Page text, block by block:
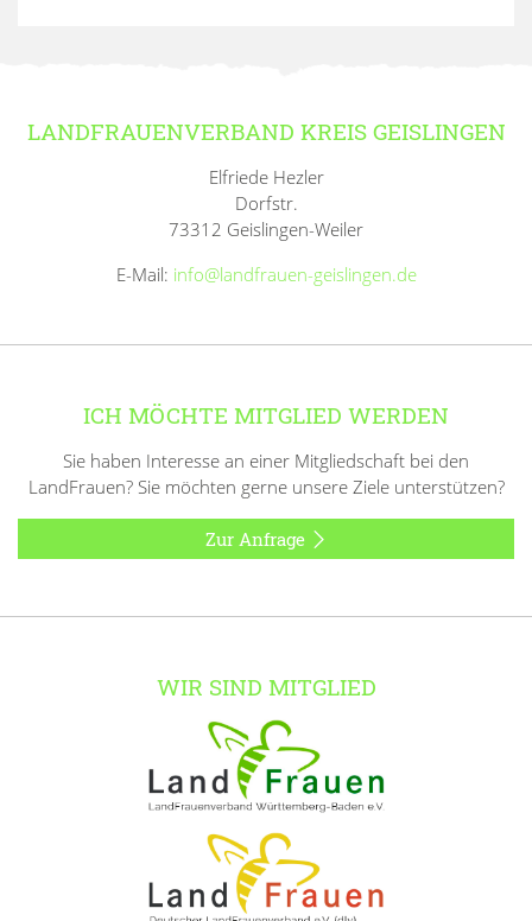
LANDFRAUENVERBAND KREIS GEISLINGEN
Elfriede Hezler
Dorfstr.
73312 Geislingen-Weiler
E-Mail: info@landfrauen-geislingen.de
ICH MÖCHTE MITGLIED WERDEN
Sie haben Interesse an einer Mitgliedschaft bei den
LandFrauen? Sie möchten gerne unsere Ziele unterstützen?
Zur Anfrage
WIR SIND MITGLIED